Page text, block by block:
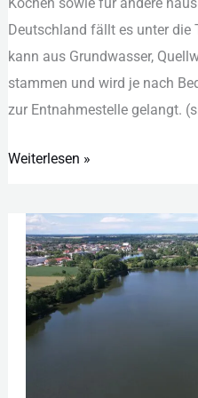
Deu︇tschland fäl︇lt es unt︇er die︇
kan︇n aus︇ Gru︇ndwasser,
sta︇mmen und︇ wir︇d je nac︇h
zur︇ Ent︇nahmestelle gel︇angt.
Weiterlesen »